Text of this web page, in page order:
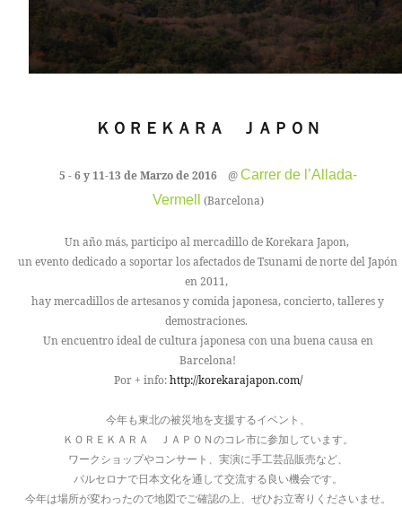
ＫＯＲＥＫＡＲＡ ＪＡＰＯＮ
5 - 6 y 11-13 de Marzo de 2016 @Carrer de l’Allada-
Vermell
(Barcelona)
Un año más, participo al mercadillo de Korekara Japon,
un evento dedicado a soportar los afectados de Tsunami de norte del Japón
en 2011,
hay mercadillos de artesanos y comida japonesa, concierto, talleres y
demostraciones.
Un encuentro ideal de cultura japonesa con una buena causa en
Barcelona!
Por + info:http://korekarajapon.com/
今年も東北の被災地を支援するイベント、
ＫＯＲＥＫＡＲＡ ＪＡＰＯＮのコレ市に参加しています。
ワークショップやコンサート、実演に手工芸品販売など、
バルセロナで日本文化を通して交流する良い機会です。
今年は場所が変わったので地図でご確認の上、ぜひお立寄りくださいませ。